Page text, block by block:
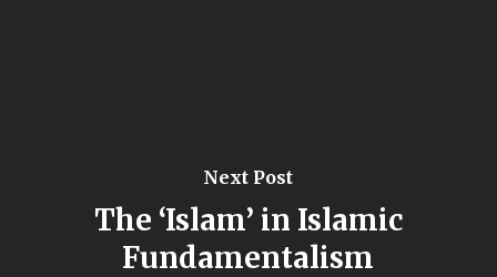
Next Post
The ‘Islam’ in Islamic
Fundamentalism